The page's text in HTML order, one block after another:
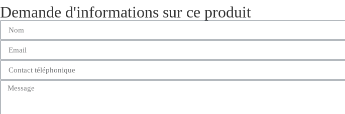
Demande d'informations sur ce produit